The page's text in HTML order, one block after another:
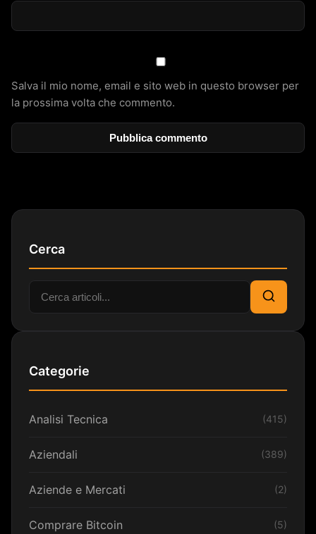
Salva il mio nome, email e sito web in questo browser per
la prossima volta che commento.
Cerca
Cerca:
Cerca
Categorie
Analisi Tecnica (415)
Aziendali (389)
Aziende e Mercati (2)
Comprare Bitcoin (5)